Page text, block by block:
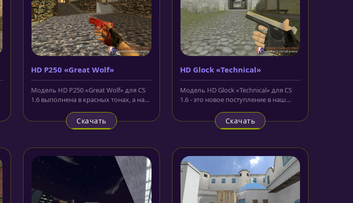
HD P250 «Great Wolf»
Модель HD P250 «Great Wolf» для CS
1.6 выполнена в красных тонах, а на
Скачать
HD Glock «Technical»
Модель HD Glock «Technical» для CS
1.6 - это новое поступление в наш
Скачать